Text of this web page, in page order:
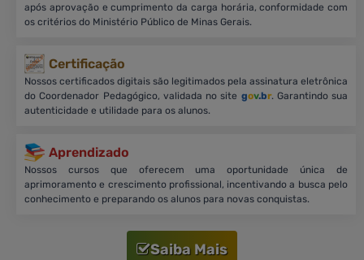
após aprovação e cumprimento da carga horária, conformidade com
os critérios do Ministério Público de Minas Gerais.
Certificação
Nossos certificados digitais são legitimados pela assinatura eletrônica
do Coordenador Pedagógico, validada no site gov.br. Garantindo sua
autenticidade e utilidade para os alunos.
Aprendizado
Nossos cursos que oferecem uma oportunidade única de
aprimoramento e crescimento profissional, incentivando a busca pelo
conhecimento e preparando os alunos para novas conquistas.
Saiba Mais